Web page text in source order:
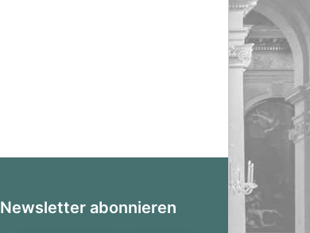
Newsletter abonnieren